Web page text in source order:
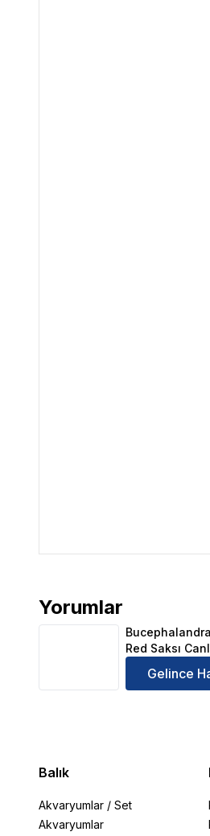
Yorumlar
Bucephalandra Brownie
Red Saksı
Gelince
Balık
Akvaryumlar / Set
Akvaryumlar